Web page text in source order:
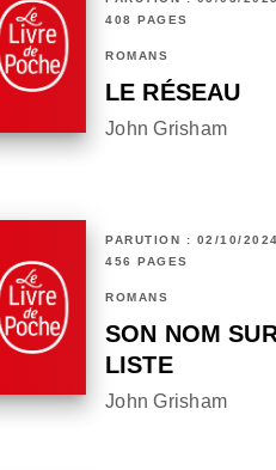
408 PAGES
ROMANS
LE RÉSEAU
John Grisham
PARUTION : 02/10/2024
456 PAGES
ROMANS
SON NOM
LISTE
John Grisham